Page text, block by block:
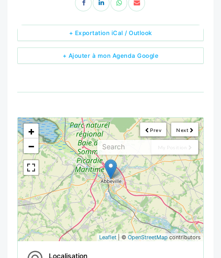
+ Ajouter à mon Agenda Google
+ Exportation iCal / Outlook
Next
Prev
My Position
<!---->
+
−
Leaflet | © OpenStreetMap contributors
Localisation